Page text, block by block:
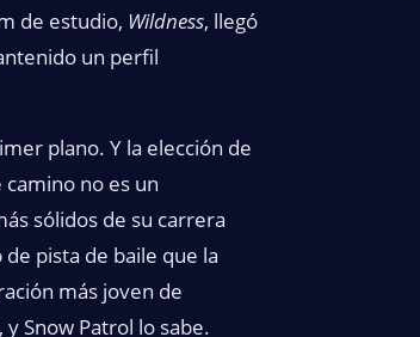
de estudio, Wildness, llegó
un perfil
plano. Y la elección de
no es un
sólidos de su carrera
pista de baile que la
más joven de
Snow Patrol lo sabe.